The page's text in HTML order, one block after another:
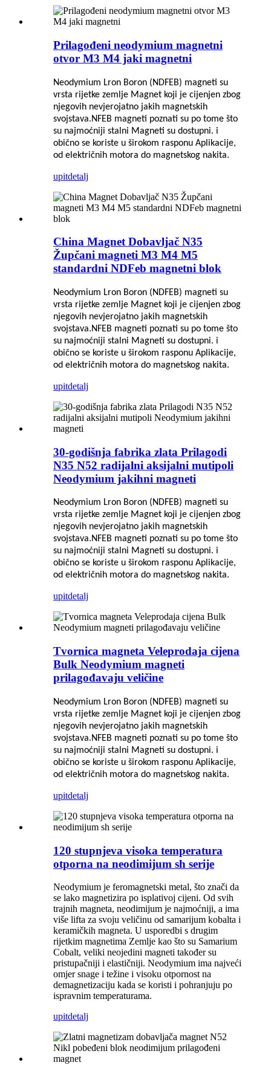
Prilagođeni neodymium magnetni
otvor M3 M4 jaki magnetni
Neodymium Lron Boron (NDFEB) magneti su
vrsta rijetke zemlje Magnet koji je cijenjen zbog
njegovih nevjerojatno jakih magnetskih
svojstava.NFEB magneti poznati su po tome što
su najmoćniji stalni Magneti su dostupni. i
obično se koriste u širokom rasponu Aplikacije,
od električnih motora do magnetskog nakita.
upitdetalj
China Magnet Dobavljač N35
Župčani magneti M3 M4 M5
standardni NDFeb magnetni blok
Neodymium Lron Boron (NDFEB) magneti su
vrsta rijetke zemlje Magnet koji je cijenjen zbog
njegovih nevjerojatno jakih magnetskih
svojstava.NFEB magneti poznati su po tome što
su najmoćniji stalni Magneti su dostupni. i
obično se koriste u širokom rasponu Aplikacije,
od električnih motora do magnetskog nakita.
upitdetalj
30-godišnja fabrika zlata Prilagodi
N35 N52 radijalni aksijalni mutipoli
Neodymium jakihni magneti
Neodymium Lron Boron (NDFEB) magneti su
vrsta rijetke zemlje Magnet koji je cijenjen zbog
njegovih nevjerojatno jakih magnetskih
svojstava.NFEB magneti poznati su po tome što
su najmoćniji stalni Magneti su dostupni. i
obično se koriste u širokom rasponu Aplikacije,
od električnih motora do magnetskog nakita.
upitdetalj
Tvornica magneta Veleprodaja cijena
Bulk Neodymium magneti
prilagođavaju veličine
Neodymium Lron Boron (NDFEB) magneti su
vrsta rijetke zemlje Magnet koji je cijenjen zbog
njegovih nevjerojatno jakih magnetskih
svojstava.NFEB magneti poznati su po tome što
su najmoćniji stalni Magneti su dostupni. i
obično se koriste u širokom rasponu Aplikacije,
od električnih motora do magnetskog nakita.
upitdetalj
120 stupnjeva visoka temperatura
otporna na neodimijum sh serije
Neodymium je feromagnetski metal, što znači da
se lako magnetizira po isplativoj cijeni. Od svih
trajnih magneta, neodimijum je najmoćniji, a ima
više lifta za svoju veličinu od samarijum kobalta i
keramičkih magneta. U usporedbi s drugim
rijetkim magnetima Zemlje kao što su Samarium
Cobalt, veliki neojedini magneti također su
pristupačniji i elastičniji. Neodymium ima najveći
omjer snage i težine i visoku otpornost na
demagnetizaciju kada se koristi i pohranjuju po
ispravnim temperaturama.
upitdetalj